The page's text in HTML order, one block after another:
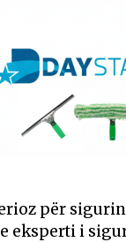
për
eksperti i